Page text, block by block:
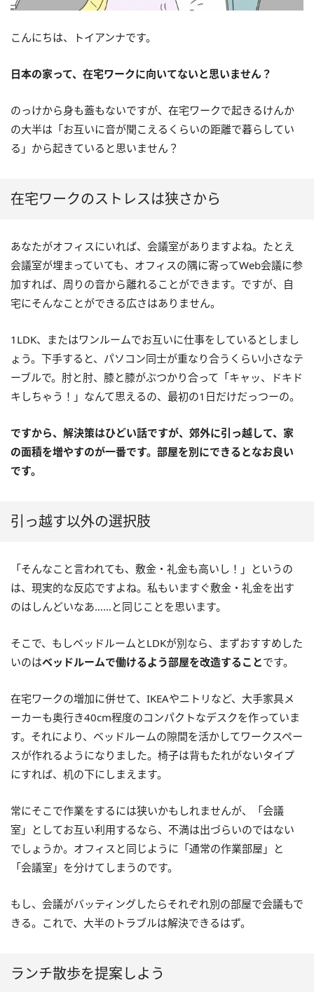
こんにちは、トイアンナです。
日本の家って、在宅ワークに向いてないと思いません？
のっけから身も蓋もないですが、在宅ワークで起きるけんか
の大半は「お互いに音が聞こえるくらいの距離で暮らしてい
る」から起きていると思いません？
在宅ワークのストレスは狭さから
あなたがオフィスにいれば、会議室がありますよね。たとえ
会議室が埋まっていても、オフィスの隅に寄ってWeb会議に参
加すれば、周りの音から離れることができます。ですが、自
宅にそんなことができる広さはありません。
1LDK、またはワンルームでお互いに仕事をしているとしまし
ょう。下手すると、パソコン同士が重なり合うくらい小さなテ
ーブルで。肘と肘、膝と膝がぶつかり合って「キャッ、ドキド
キしちゃう！」なんて思えるの、最初の1日だけだっつーの。
ですから、解決策はひどい話ですが、郊外に引っ越して、家
の面積を増やすのが一番です。部屋を別にできるとなお良い
です。
引っ越す以外の選択肢
「そんなこと言われても、敷金・礼金も高いし！」というの
は、現実的な反応ですよね。私もいますぐ敷金・礼金を出す
のはしんどいなあ……と同じことを思います。
そこで、もしベッドルームとLDKが別なら、まずおすすめした
いのはベッドルームで働けるよう部屋を改造することです。
在宅ワークの増加に併せて、IKEAやニトリなど、大手家具メ
ーカーも奥行き40cm程度のコンパクトなデスクを作っていま
す。それにより、ベッドルームの隙間を活かしてワークスペー
スが作れるようになりました。椅子は背もたれがないタイプ
にすれば、机の下にしまえます。
常にそこで作業をするには狭いかもしれませんが、「会議
室」としてお互い利用するなら、不満は出づらいのではない
でしょうか。オフィスと同じように「通常の作業部屋」と
「会議室」を分けてしまうのです。
もし、会議がバッティングしたらそれぞれ別の部屋で会議もで
きる。これで、大半のトラブルは解決できるはず。
ランチ散歩を提案しよう